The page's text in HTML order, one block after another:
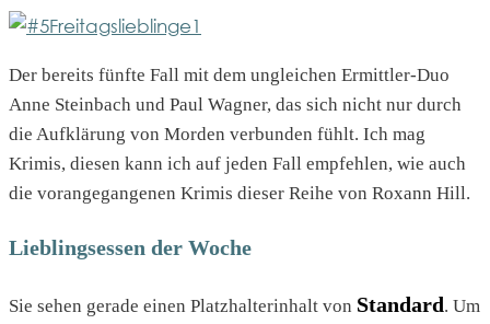
Der bereits fünfte Fall mit dem ungleichen Ermittler-Duo
Anne Steinbach und Paul Wagner, das sich nicht nur durch
die Aufklärung von Morden verbunden fühlt. Ich mag
Krimis, diesen kann ich auf jeden Fall empfehlen, wie auch
die vorangegangenen Krimis dieser Reihe von Roxann Hill.
Lieblingsessen der Woche
Sie sehen gerade einen Platzhalterinhalt von Standard. Um